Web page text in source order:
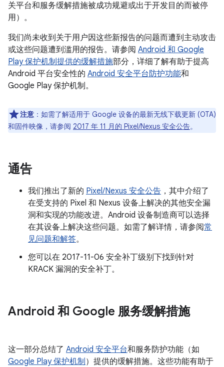
关平台和服务缓解措施被成功规避或出于开发目的而被停
用）。
我们尚未收到关于用户因这些新报告的问题而遭到主动攻击
或这些问题遭到滥用的报告。请参阅 Android 和 Google
Play 保护机制提供的缓解措施部分，详细了解有助于提高
Android 平台安全性的 Android 安全平台防护功能和
Google Play 保护机制。
注意 ：如需了解适用于 Google 设备的最新无线下载更新 (OTA)
和固件映像，请参阅 2017 年 11 月的 Pixel/Nexus 安全公告。
通告
我们推出了新的 Pixel/Nexus 安全公告 ，其中介绍了
在受支持的 Pixel 和 Nexus 设备上解决的其他安全漏
洞和实现的功能改进。Android 设备制造商可以选择
在其设备上解决这些问题。如需了解详情，请参阅常
见问题和解答。
您可以在 2017-11-06 安全补丁级别下找到针对
KRACK 漏洞的安全补丁。
Android 和 Google 服务缓解措施
这一部分总结了 Android 安全平台和服务防护功能（如
Google Play 保护机制 ）提供的缓解措施。这些功能有助于